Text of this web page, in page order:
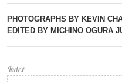
PHOTOGRAPHS BY KEVIN
EDITED BY MICHINO OGURA